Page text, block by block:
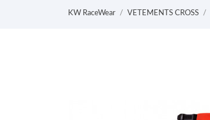
KW RaceWear VETEMENTS CROSS